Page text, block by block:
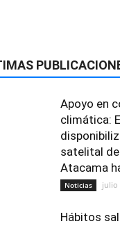
Apoyo en
climática:
satelital
Atacama
Noticias julio
Hábitos